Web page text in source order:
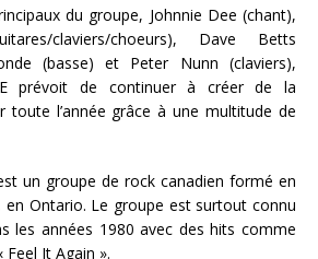
du groupe, Johnnie Dee (chant),
claviers/choeurs), Dave Betts
(basse) et Peter Nunn (claviers),
prévoit de continuer à créer de la
toute l’année grâce à une multitude de
un groupe de rock canadien formé en
en Ontario. Le groupe est surtout connu
les années 1980 avec des hits comme
It Again ».